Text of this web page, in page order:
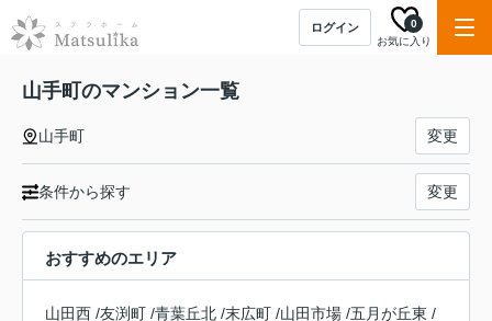
ログイン
お気に入り
0
山手町のマンション一覧
山手町 変更
条件から探す 変更
おすすめのエリア
山田西 /友渕町 /青葉丘北 /末広町 /山田市場 /五月が丘東 /